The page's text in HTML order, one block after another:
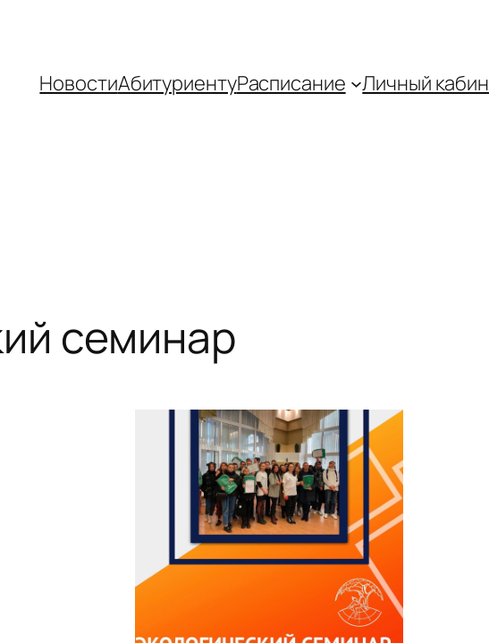
НовостиАбитуриентуРаспиcание Личный
семинар